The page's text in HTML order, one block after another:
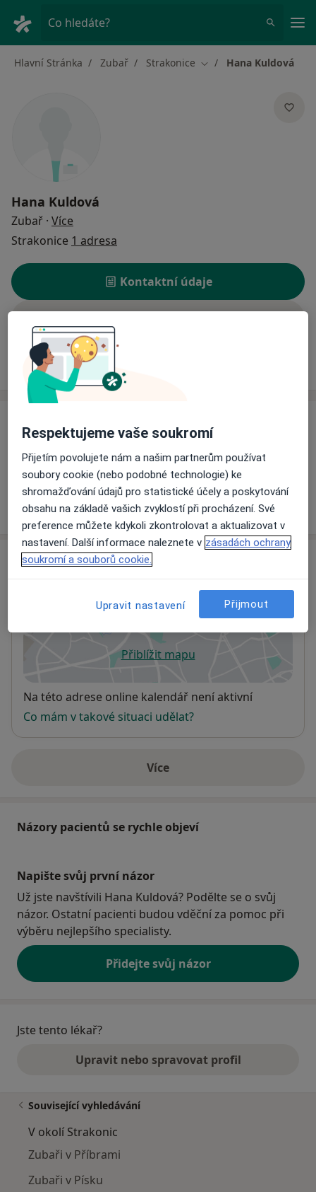
Co hledáte?
Hlavní Stránka Zubař Strakonice Změna města
Hana Kuldová
Hana Kuldová
Zubař · Více
Strakonice 1 adresa
Kontaktní údaje
Ceník Adresy
Ceník
Informace o službách a cenách nejsou k dispozici
Tento specialista ještě nepřidával žádné informace o
svých službách.
Adresa
Soukromá zubní laboratoř FEZKO
Velké náměstí 148, Strakonice
Přiblížit mapuse otevře v nové záložce
Dostupnost
Na této adrese online kalendář není aktivní
Co mám v takové situaci udělat?
Víceo adrese
Názory pacientů se rychle objeví
Napište svůj první názor
Už jste navštívili Hana Kuldová? Podělte se o svůj
názor. Ostatní pacienti budou vděční za pomoc při
výběru nejlepšího specialisty.
Přidejte svůj názor
Jste tento lékař?
Upravit nebo spravovat profil
Související vyhledávání
V okolí Strakonic
Zubaři v Příbrami
Zubaři v Písku
Respektujeme vaše soukromí
Přijetím povolujete nám a našim partnerům používat
soubory cookie (nebo podobné technologie) ke
shromažďování údajů pro statistické účely a poskytování
obsahu na základě vašich zvyklostí při procházení. Své
preference můžete kdykoli zkontrolovat a aktualizovat v
nastavení. Další informace naleznete v zásadách ochrany
soukromí a souborů cookie.
Upravit nastavení Přijmout